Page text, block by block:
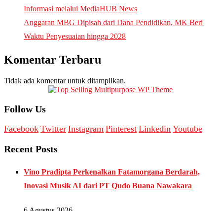
Informasi melalui MediaHUB News
Anggaran MBG Dipisah dari Dana Pendidikan, MK Beri
Waktu Penyesuaian hingga 2028
Komentar Terbaru
Tidak ada komentar untuk ditampilkan.
Follow Us
Facebook Twitter Instagram Pinterest Linkedin Youtube
Recent Posts
Vino Pradipta Perkenalkan Fatamorgana Berdarah,
Inovasi Musik AI dari PT Qudo Buana Nawakara